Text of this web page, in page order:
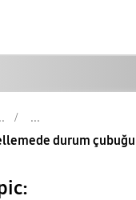
durum çubuğu